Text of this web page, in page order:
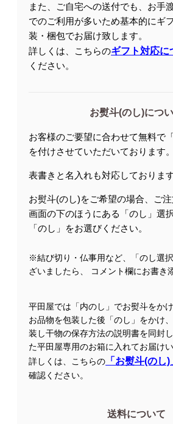
また、ご自宅への送付でも、お手
でのご利用が多いため基本的にギ
装・梱包でお届け致します。
詳しくは、こちらのギフト対応に
ください。
お熨斗(のし)につ
お客様のご要望に合わせて無料で
を付けさせていただいております。
表書きと名入れも対応しております
お熨斗(のし)をご希望の場合、ご
画面の下のほうにある「のし」選
「のし」をお選びください。
※結び切り・仏事用など、「のし選
ざいましたら、 コメント欄にお書き
平田屋では「内のし」でお熨斗をかけ
お品物を包装した後「のし」をかけ
装し干物の保存方法の説明書を同封
た平田屋専用のお箱に入れてお届けい
詳しくは、こちらの 「お熨斗(のし
確認ください。
送料について